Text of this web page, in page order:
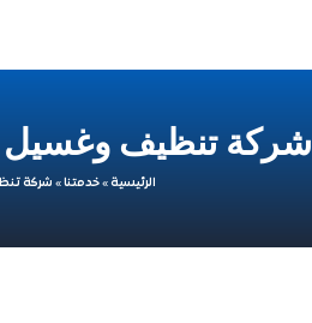
شركة تنظيف وغسيل
الرئيسية»خدمتنا» شركة